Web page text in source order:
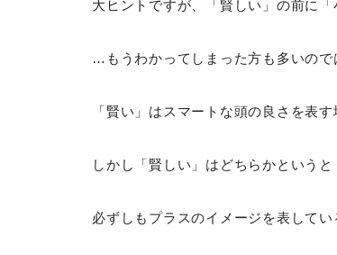
大ヒントですが、「賢しい」の前に
…もうわかってしまった方も多いので
「賢い」はスマートな頭の良さを表す
しかし「賢しい」はどちらかという
必ずしもプラスのイメージを表してい